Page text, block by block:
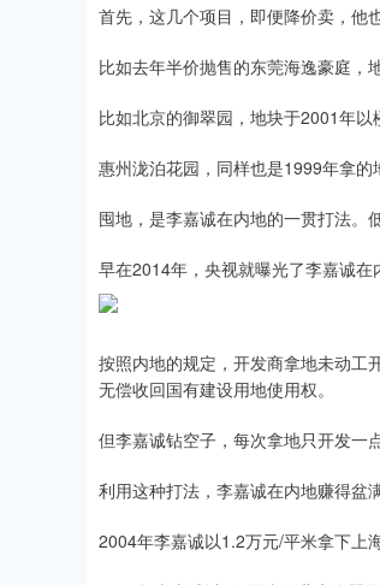
首先，这几个项目，即便降价卖，他
比如去年半价抛售的东莞海逸豪庭，
比如北京的御翠园，地块于2001年以
惠州泷泊花园，同样也是1999年拿的
囤地，是李嘉诚在内地的一贯打法。
早在2014年，央视就曝光了李嘉诚在
按照内地的规定，开发商拿地未动工
无偿收回国有建设用地使用权。
但李嘉诚钻空子，每次拿地只开发一
利用这种打法，李嘉诚在内地赚得盆
2004年李嘉诚以1.2万元/平米拿下上